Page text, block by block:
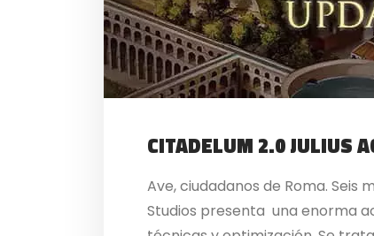
CITADELUM 2.0 JULIUS
Ave, ciudadanos de Roma.
Studios presenta una enorma